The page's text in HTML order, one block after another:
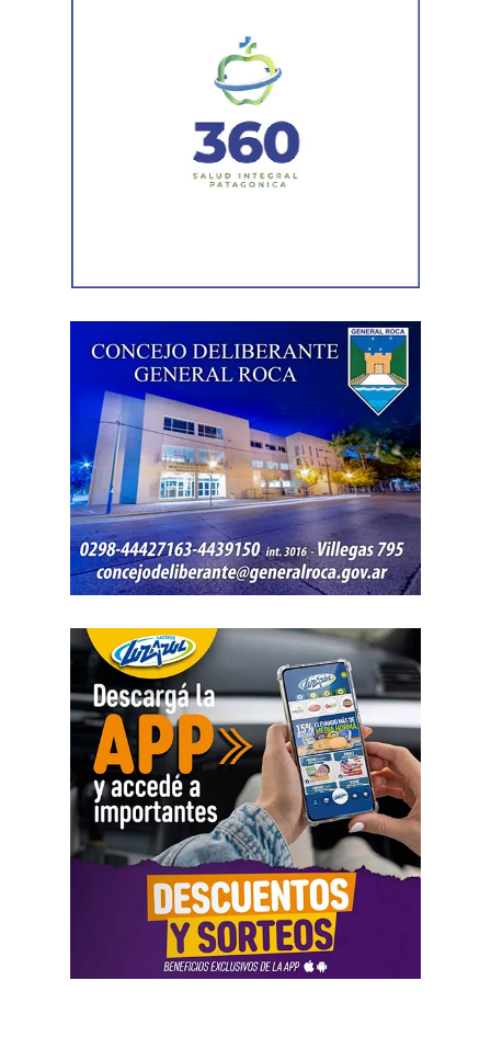
Durante el procedimiento, el personal encontró el teléfono
correspondiente para acreditar su propiedad. Además,
denunciado como robado
Posteriormente, el inmueble fue preservado para la
intervención del Gabinete de Criminalística, que realizó
las pericias correspondientes. Otros elementos
encontrados quedaron bajo resguardo para determinar su
procedencia.
Por disposición de la Fiscalía de turno, ambos hombres
permanecen detenidos en el marco de una causa por